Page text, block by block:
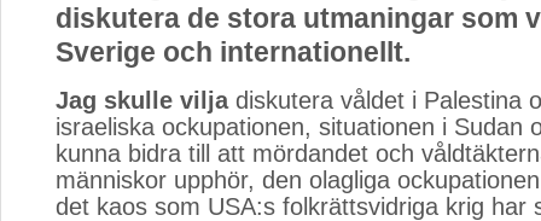
diskutera de stora utmaningar som
Sverige och internationellt.
Jag skulle viljadiskutera våldet i Palestina
israeliska ockupationen, situationen i Sudan
kunna bidra till att mördandet och
människor upphör, den olagliga
det kaos som USA:s folkrättsvidriga krig har